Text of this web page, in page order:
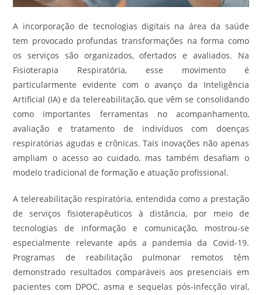
A incorporação de tecnologias digitais na área da saúde
tem provocado profundas transformações na forma como
os serviços são organizados, ofertados e avaliados. Na
Fisioterapia Respiratória, esse movimento é
particularmente evidente com o avanço da Inteligência
Artificial (IA) e da telereabilitação, que vêm se consolidando
como importantes ferramentas no acompanhamento,
avaliação e tratamento de indivíduos com doenças
respiratórias agudas e crônicas. Tais inovações não apenas
ampliam o acesso ao cuidado, mas também desafiam o
modelo tradicional de formação e atuação profissional.
A telereabilitação respiratória, entendida como a prestação
de serviços fisioterapêuticos à distância, por meio de
tecnologias de informação e comunicação, mostrou-se
especialmente relevante após a pandemia da Covid-19.
Programas de reabilitação pulmonar remotos têm
demonstrado resultados comparáveis aos presenciais em
pacientes com DPOC, asma e sequelas pós-infecção viral,